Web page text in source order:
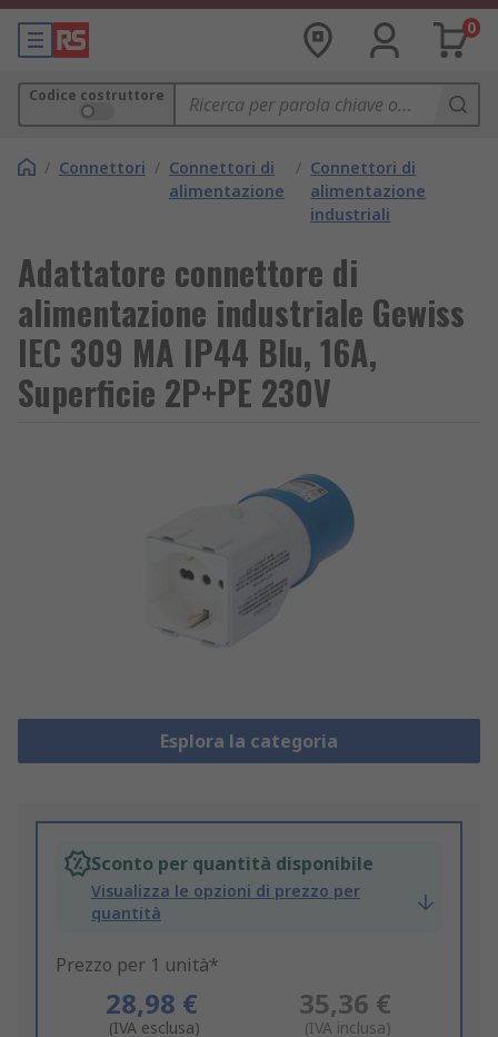
0
Codice costruttore
/ Connettori / Connettori di
alimentazione
/ Connettori di
alimentazione
industriali
Adattatore connettore di
alimentazione industriale Gewiss
IEC 309 MA IP44 Blu, 16A,
Superficie 2P+PE 230V
Esplora la categoria
Sconto per quantità disponibile
Visualizza le opzioni di prezzo per
quantità
Prezzo per 1 unità*
28,98 €
(IVA esclusa)
35,36 €
(IVA inclusa)